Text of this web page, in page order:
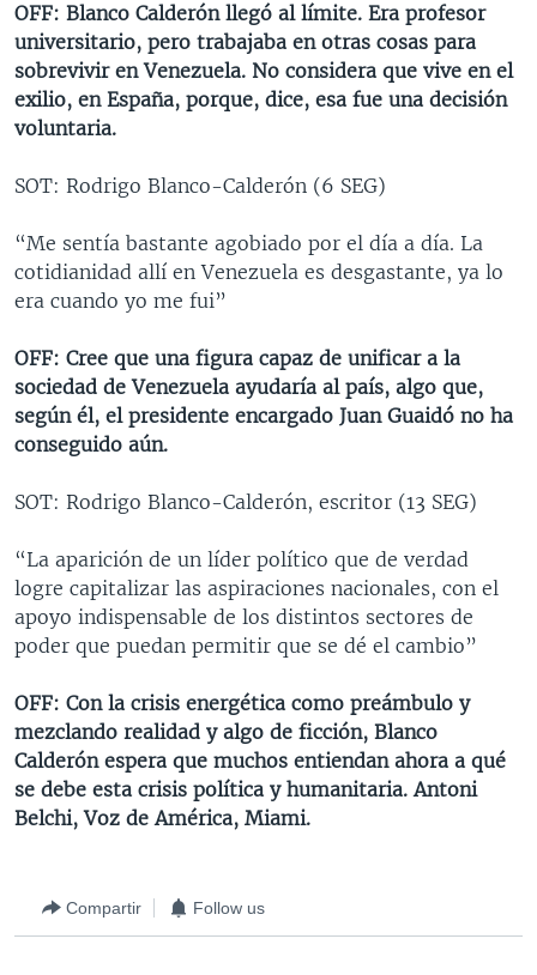
OFF: Blanco Calderón llegó al límite. Era profesor
universitario, pero trabajaba en otras cosas para
sobrevivir en Venezuela. No considera que vive en el
exilio, en España, porque, dice, esa fue una decisión
voluntaria.
SOT: Rodrigo Blanco-Calderón (6 SEG)
“Me sentía bastante agobiado por el día a día. La
cotidianidad allí en Venezuela es desgastante, ya lo
era cuando yo me fui”
OFF: Cree que una figura capaz de unificar a la
sociedad de Venezuela ayudaría al país, algo que,
según él, el presidente encargado Juan Guaidó no ha
conseguido aún.
SOT: Rodrigo Blanco-Calderón, escritor (13 SEG)
“La aparición de un líder político que de verdad
logre capitalizar las aspiraciones nacionales, con el
apoyo indispensable de los distintos sectores de
poder que puedan permitir que se dé el cambio”
OFF: Con la crisis energética como preámbulo y
mezclando realidad y algo de ficción, Blanco
Calderón espera que muchos entiendan ahora a qué
se debe esta crisis política y humanitaria. Antoni
Belchi, Voz de América, Miami.
Compartir Follow us